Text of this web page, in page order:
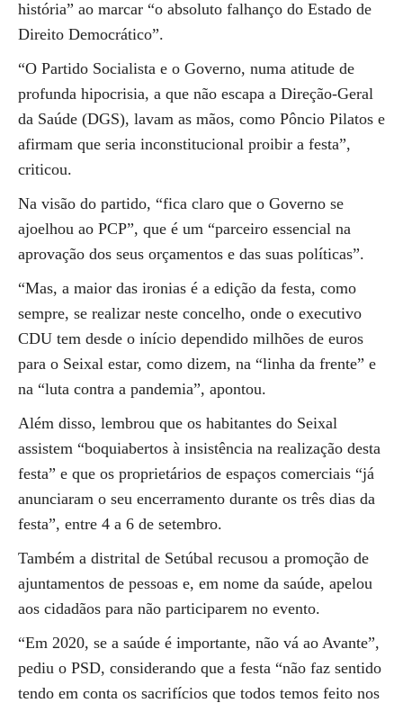
história” ao marcar “o absoluto falhanço do Estado de
Direito Democrático”.
“O Partido Socialista e o Governo, numa atitude de
profunda hipocrisia, a que não escapa a Direção-Geral
da Saúde (DGS), lavam as mãos, como Pôncio Pilatos e
afirmam que seria inconstitucional proibir a festa”,
criticou.
Na visão do partido, “fica claro que o Governo se
ajoelhou ao PCP”, que é um “parceiro essencial na
aprovação dos seus orçamentos e das suas políticas”.
“Mas, a maior das ironias é a edição da festa, como
sempre, se realizar neste concelho, onde o executivo
CDU tem desde o início dependido milhões de euros
para o Seixal estar, como dizem, na “linha da frente” e
na “luta contra a pandemia”, apontou.
Além disso, lembrou que os habitantes do Seixal
assistem “boquiabertos à insistência na realização desta
festa” e que os proprietários de espaços comerciais “já
anunciaram o seu encerramento durante os três dias da
festa”, entre 4 a 6 de setembro.
Também a distrital de Setúbal recusou a promoção de
ajuntamentos de pessoas e, em nome da saúde, apelou
aos cidadãos para não participarem no evento.
“Em 2020, se a saúde é importante, não vá ao Avante”,
pediu o PSD, considerando que a festa “não faz sentido
tendo em conta os sacrifícios que todos temos feito nos